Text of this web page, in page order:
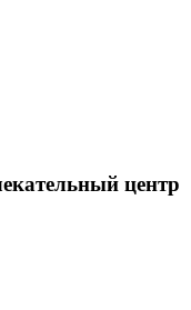
центр